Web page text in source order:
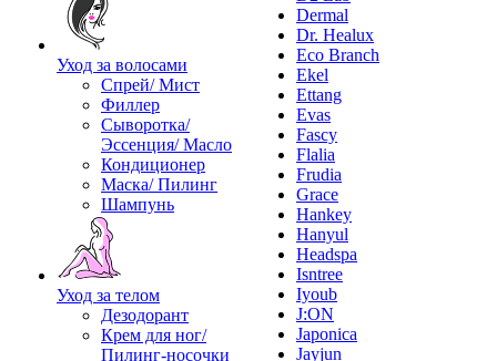
Уход за волосами
Спрей/ Мист
Филлер
Сыворотка/
Эссенция/ Масло
Кондиционер
Маска/ Пилинг
Шампунь
Уход за телом
Дезодорант
Крем для ног/
Пилинг-носочки
Dermal
Dr. Healux
Eco Branch
Ekel
Ettang
Evas
Fascy
Flalia
Frudia
Grace
Hankey
Hanyul
Headspa
Isntree
Iyoub
J:ON
Japonica
Jayjun